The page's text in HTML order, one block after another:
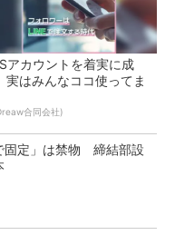
アカウントを着実に成
実はみんなココ使ってま
合同会社)
固定」は禁物 締結部設